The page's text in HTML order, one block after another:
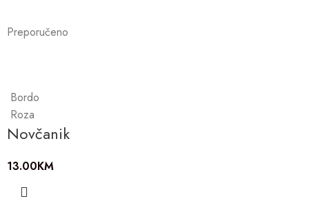
Preporučeno
Bordo
Roza
Novčanik
13.00KM